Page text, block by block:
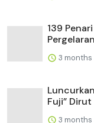
139
3 months
Fuji” Dirut
3 months